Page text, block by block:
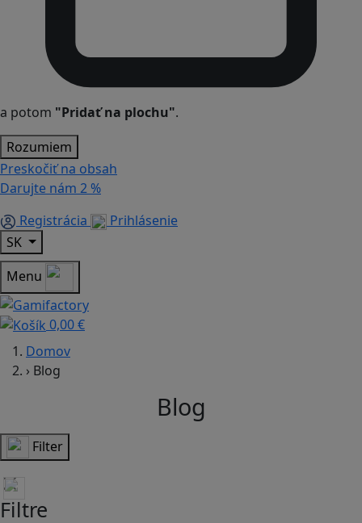
a potom "Pridať na plochu".
Rozumiem
Preskočiť na obsah
Darujte nám 2 %
Registrácia
Prihlásenie
SK
Menu
0,00 €
Domov
› Blog
Blog
Filter
Filtre